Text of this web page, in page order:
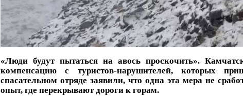
«Люди будут пытаться на авось проскочить».
компенсацию с туристов-нарушителей, которых
спасательном отряде заявили, что одна эта мера не
опыт, где перекрывают дороги к горам.